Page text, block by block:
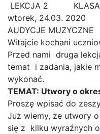
LEKCJA 2 KLASA
wtorek, 24.03. 2020
AUDYCJE MUZYCZNE
Witajcie kochani
Przed nami druga
temat i zadania, jakie
wykonać.
TEMAT: Utwory o
Proszę wpisać do
Już wiemy, że utwory
się z kilku